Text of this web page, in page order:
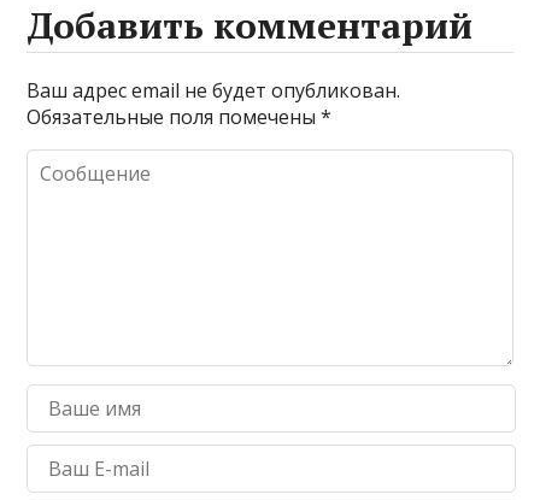
Добавить комментарий
Ваш адрес email не будет опубликован.
Обязательные поля помечены*